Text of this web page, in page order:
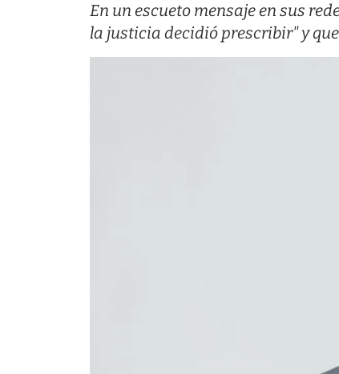
En un escueto mensaje en sus
la justicia decidió prescribir" y